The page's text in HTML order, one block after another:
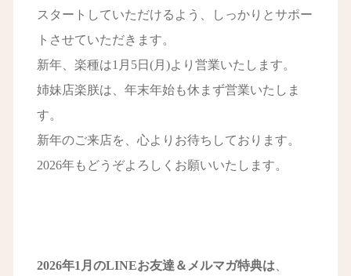
スタートしていただけるよう、しっかりとサポー
トさせていただきます。
新年、楽種は1月5日(月)より営業いたします。
姉妹店楽朕は、年末年始も休まず営業いたしま
す。
新年のご来店を、心よりお待ちしております。
2026年もどうぞよろしくお願いいたします。
2026年1月のLINEお友達＆メルマガ特典は、